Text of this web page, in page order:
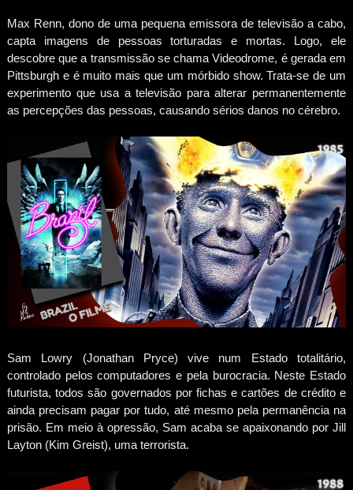
Max Renn, dono de uma pequena emissora de televisão a cabo,
capta imagens de pessoas torturadas e mortas. Logo, ele
descobre que a transmissão se chama Videodrome, é gerada em
Pittsburgh e é muito mais que um mórbido show. Trata-se de um
experimento que usa a televisão para alterar permanentemente
as percepções das pessoas, causando sérios danos no cérebro.
Sam Lowry (Jonathan Pryce) vive num Estado totalitário,
controlado pelos computadores e pela burocracia. Neste Estado
futurista, todos são governados por fichas e cartões de crédito e
ainda precisam pagar por tudo, até mesmo pela permanência na
prisão. Em meio à opressão, Sam acaba se apaixonando por Jill
Layton (Kim Greist), uma terrorista.